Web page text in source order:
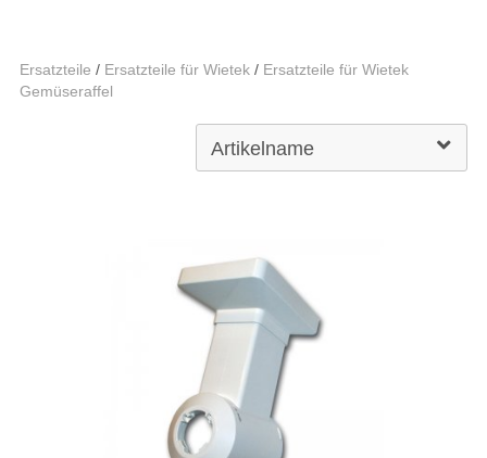
Ersatzteile / Ersatzteile für Wietek / Ersatzteile für Wietek
Gemüseraffel